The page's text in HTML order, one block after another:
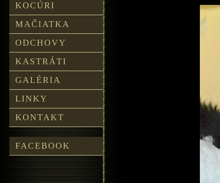
KOCÚRI
MAČIATKA
ODCHOVY
KASTRÁTI
GALÉRIA
LINKY
KONTAKT
FACEBOOK